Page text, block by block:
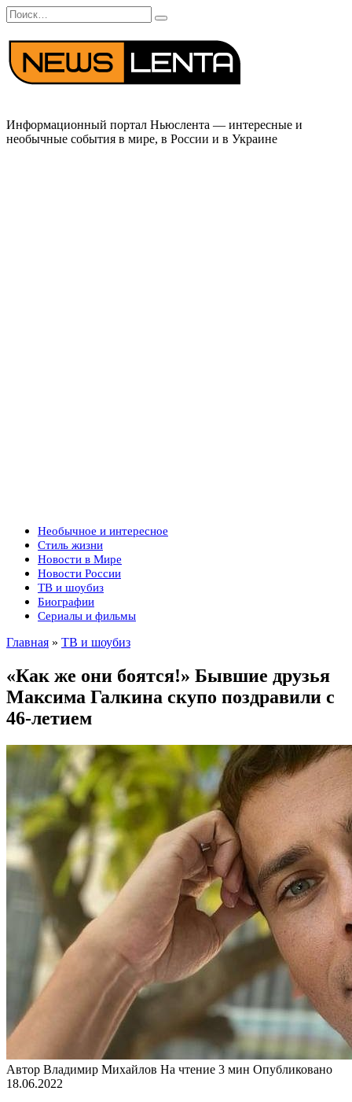
Перейти
к
содержанию
Search
for:
Информационный портал Ньюслента — интересные и
необычные события в мире, в России и в Украине
Необычное и интересное
Стиль жизни
Новости в Мире
Новости России
ТВ и шоубиз
Биографии
Сериалы и фильмы
Главная » ТВ и шоубиз
«Как же они боятся!» Бывшие друзья
Максима Галкина скупо поздравили с
46-летием
Автор Владимир Михайлов На чтение 3 мин Опубликовано
18.06.2022